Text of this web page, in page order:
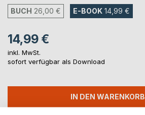
BUCH 26,00 € E-BOOK 14,99 €
14,99 €
inkl. MwSt.
sofort verfügbar als Download
IN DEN WARENKORB